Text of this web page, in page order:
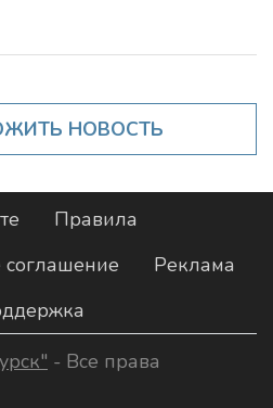
НОВОСТЬ
Правила
соглашение
Реклама
- Все права